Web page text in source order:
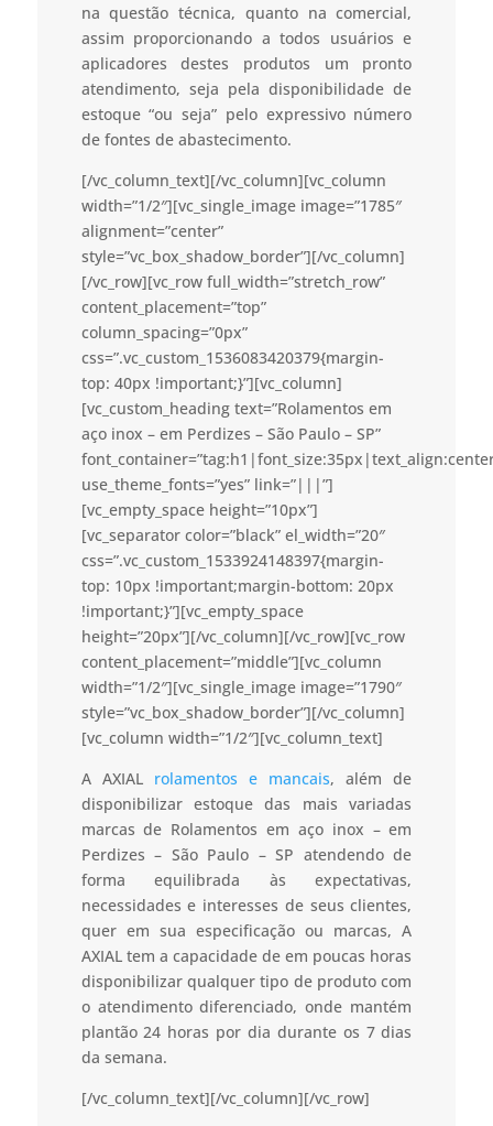
na questão técnica, quanto na comercial,
assim proporcionando a todos usuários e
aplicadores destes produtos um pronto
atendimento, seja pela disponibilidade de
estoque “ou seja” pelo expressivo número
de fontes de abastecimento.
[/vc_column_text][/vc_column][vc_column
width=”1/2″][vc_single_image image=”1785″
alignment=”center”
style=”vc_box_shadow_border”][/vc_column]
[/vc_row][vc_row full_width=”stretch_row”
content_placement=”top”
column_spacing=”0px”
css=”.vc_custom_1536083420379{margin-
top: 40px !important;}”][vc_column]
[vc_custom_heading text=”Rolamentos em
aço inox – em Perdizes – São Paulo – SP”
use_theme_fonts=”yes” link=”|||”]
[vc_empty_space height=”10px”]
[vc_separator color=”black” el_width=”20″
css=”.vc_custom_1533924148397{margin-
top: 10px !important;margin-bottom: 20px
!important;}”][vc_empty_space
height=”20px”][/vc_column][/vc_row][vc_row
content_placement=”middle”][vc_column
width=”1/2″][vc_single_image image=”1790″
style=”vc_box_shadow_border”][/vc_column]
[vc_column width=”1/2″][vc_column_text]
A AXIAL rolamentos e mancais, além de
disponibilizar estoque das mais variadas
marcas de Rolamentos em aço inox – em
Perdizes – São Paulo – SP atendendo de
forma equilibrada às expectativas,
necessidades e interesses de seus clientes,
quer em sua especificação ou marcas, A
AXIAL tem a capacidade de em poucas horas
disponibilizar qualquer tipo de produto com
o atendimento diferenciado, onde mantém
plantão 24 horas por dia durante os 7 dias
da semana.
[/vc_column_text][/vc_column][/vc_row]